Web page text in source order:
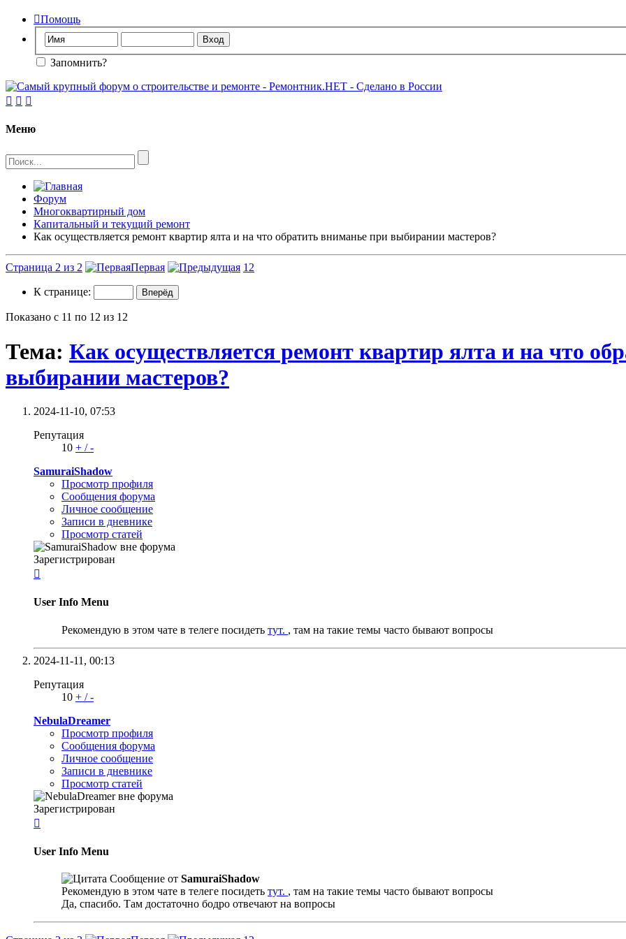
Помощь
Запомнить?
  
Меню
Форум
Многоквартирный дом
Капитальный и текущий ремонт
Как осуществляется ремонт квартир ялта и на что обратить вниманье при выбирании мастеров?
Страница 2 из 2 Первая 1 2
К странице:
Показано с 11 по 12 из 12
Тема: Как осуществляется ремонт квартир ялта и на что
выбирании мастеров?
2024-11-10, 07:53
Репутация
10 + /-
SamuraiShadow
Просмотр профиля
Сообщения форума
Личное сообщение
Записи в дневнике
Просмотр статей
Зарегистрирован

User Info Menu
Рекомендую в этом чате в телеге посидеть тут. , там на такие темы часто бывают вопросы
2024-11-11, 00:13
Репутация
10 + /-
NebulaDreamer
Просмотр профиля
Сообщения форума
Личное сообщение
Записи в дневнике
Просмотр статей
Зарегистрирован

User Info Menu
Сообщение от SamuraiShadow
Рекомендую в этом чате в телеге посидеть тут. , там на такие темы часто бывают вопросы
Да, спасибо. Там достаточно бодро отвечают на вопросы